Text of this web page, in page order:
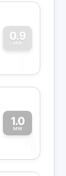
0.9
MW
0
1.0
MW
1